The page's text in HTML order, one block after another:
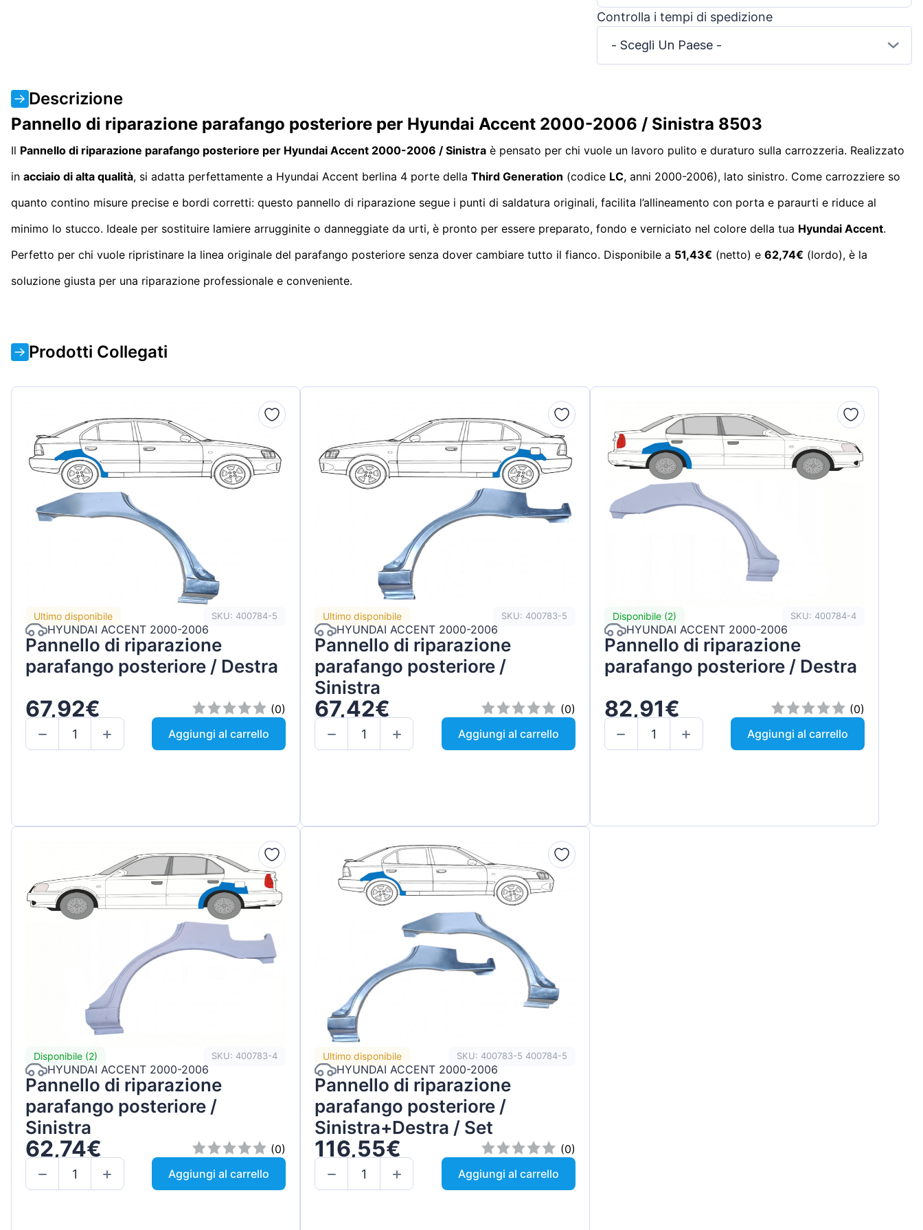
Controlla i tempi di spedizione
- Scegli Un Paese -
Descrizione
Pannello di riparazione parafango posteriore per Hyundai Accent 2000-2006 / Sinistra 8503
Il Pannello di riparazione parafango posteriore per Hyundai Accent 2000-2006 / Sinistra è pensato per chi vuole un lavoro pulito e duraturo sulla carrozzeria. Realizzato
in acciaio di alta qualità, si adatta perfettamente a Hyundai Accent berlina 4 porte della Third Generation (codice LC, anni 2000-2006), lato sinistro. Come carrozziere so
quanto contino misure precise e bordi corretti: questo pannello di riparazione segue i punti di saldatura originali, facilita l’allineamento con porta e paraurti e riduce al
minimo lo stucco. Ideale per sostituire lamiere arrugginite o danneggiate da urti, è pronto per essere preparato, fondo e verniciato nel colore della tua Hyundai Accent.
Perfetto per chi vuole ripristinare la linea originale del parafango posteriore senza dover cambiare tutto il fianco. Disponibile a 51,43€ (netto) e 62,74€ (lordo), è la
soluzione giusta per una riparazione professionale e conveniente.
Prodotti Collegati
Ultimo disponibile SKU: 400784-5
HYUNDAI ACCENT 2000-2006
Pannello di riparazione
parafango posteriore / Destra
67,92€
(0)
Aggiungi al carrello
Ultimo disponibile SKU: 400783-5
HYUNDAI ACCENT 2000-2006
Pannello di riparazione
parafango posteriore /
Sinistra
67,42€
(0)
Aggiungi al carrello
Disponibile (2) SKU: 400784-4
HYUNDAI ACCENT 2000-2006
Pannello di riparazione
parafango posteriore / Destra
82,91€
(0)
Aggiungi al carrello
Disponibile (2) SKU: 400783-4
HYUNDAI ACCENT 2000-2006
Pannello di riparazione
parafango posteriore /
Sinistra
62,74€
(0)
Aggiungi al carrello
Ultimo disponibile SKU: 400783-5 400784-5
HYUNDAI ACCENT 2000-2006
Pannello di riparazione
parafango posteriore /
Sinistra+Destra / Set
116,55€
(0)
Aggiungi al carrello